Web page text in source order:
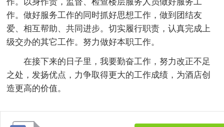
作。做好服务工作的同时抓好思想工作，做到团结友
爱、相互帮助、共同进步。切实履行职责，认真完成上
级交办的其它工作。努力做好本职工作。
在接下来的日子里，我要勤奋工作，努力改正不足
之处，发扬优点，力争取得更大的工作成绩，为酒店创
造更高的价值。